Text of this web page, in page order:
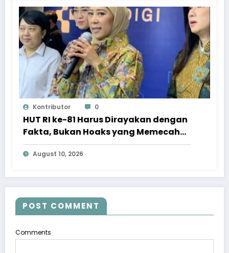
Kontributor 0
HUT RI ke-81 Harus Dirayakan dengan
Fakta, Bukan Hoaks yang Memecah
Belah
August 10, 2026
POST COMMENT
Comments